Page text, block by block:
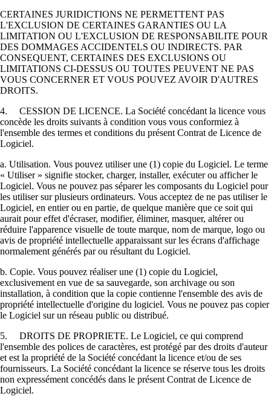
CERTAINES JURIDICTIONS NE PERMETTENT PAS
L'EXCLUSION DE CERTAINES GARANTIES OU LA
LIMITATION OU L'EXCLUSION DE RESPONSABILITE POUR
DES DOMMAGES ACCIDENTELS OU INDIRECTS. PAR
CONSEQUENT, CERTAINES DES EXCLUSIONS OU
LIMITATIONS CI-DESSUS OU TOUTES PEUVENT NE PAS
VOUS CONCERNER ET VOUS POUVEZ AVOIR D'AUTRES
DROITS.
4. CESSION DE LICENCE. La Société concédant la licence vous
concède les droits suivants à condition vous vous conformiez à
l'ensemble des termes et conditions du présent Contrat de Licence de
Logiciel.
a. Utilisation. Vous pouvez utiliser une (1) copie du Logiciel. Le terme
« Utiliser » signifie stocker, charger, installer, exécuter ou afficher le
Logiciel. Vous ne pouvez pas séparer les composants du Logiciel pour
les utiliser sur plusieurs ordinateurs. Vous acceptez de ne pas utiliser le
Logiciel, en entier ou en partie, de quelque manière que ce soit qui
aurait pour effet d'écraser, modifier, éliminer, masquer, altérer ou
réduire l'apparence visuelle de toute marque, nom de marque, logo ou
avis de propriété intellectuelle apparaissant sur les écrans d'affichage
normalement générés par ou résultant du Logiciel.
b. Copie. Vous pouvez réaliser une (1) copie du Logiciel,
exclusivement en vue de sa sauvegarde, son archivage ou son
installation, à condition que la copie contienne l'ensemble des avis de
propriété intellectuelle d'origine du logiciel. Vous ne pouvez pas copier
le Logiciel sur un réseau public ou distribué.
5. DROITS DE PROPRIETE. Le Logiciel, ce qui comprend
l'ensemble des polices de caractères, est protégé par des droits d'auteur
et est la propriété de la Société concédant la licence et/ou de ses
fournisseurs. La Société concédant la licence se réserve tous les droits
non expressément concédés dans le présent Contrat de Licence de
Logiciel.